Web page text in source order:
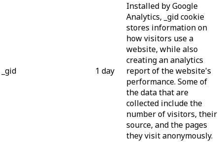
_gid 1 day
Installed by Google
Analytics, _gid cookie
stores information on
how visitors use a
website, while also
creating an analytics
report of the website's
performance. Some of
the data that are
collected include the
number of visitors, their
source, and the pages
they visit anonymously.